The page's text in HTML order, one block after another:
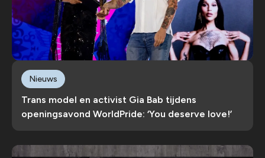
Trans model en activist Gia Bab tijdens
openingsavond WorldPride: ‘You deserve love!’
Nieuws